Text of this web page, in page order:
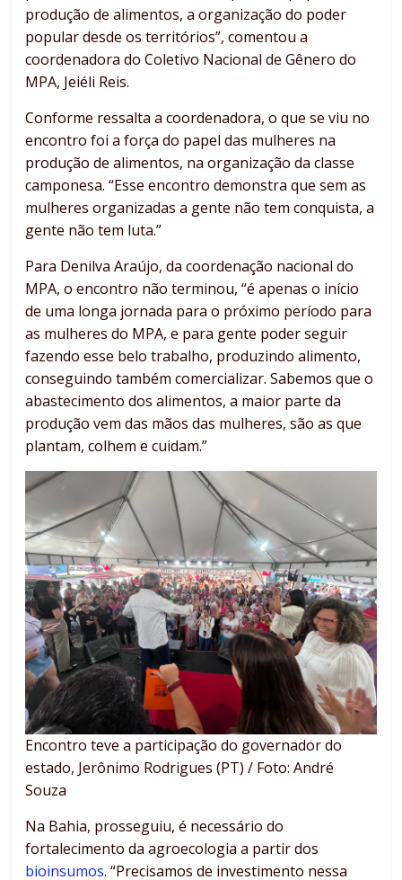
produção de alimentos, a organização do poder
popular desde os territórios”, comentou a
coordenadora do Coletivo Nacional de Gênero do
MPA, Jeiéli Reis.
Conforme ressalta a coordenadora, o que se viu no
encontro foi a força do papel das mulheres na
produção de alimentos, na organização da classe
camponesa. “Esse encontro demonstra que sem as
mulheres organizadas a gente não tem conquista, a
gente não tem luta.”
Para Denilva Araújo, da coordenação nacional do
MPA, o encontro não terminou, “é apenas o início
de uma longa jornada para o próximo período para
as mulheres do MPA, e para gente poder seguir
fazendo esse belo trabalho, produzindo alimento,
conseguindo também comercializar. Sabemos que o
abastecimento dos alimentos, a maior parte da
produção vem das mãos das mulheres, são as que
plantam, colhem e cuidam.”
Encontro teve a participação do governador do
estado, Jerônimo Rodrigues (PT) / Foto: André
Souza
Na Bahia, prosseguiu, é necessário do
fortalecimento da agroecologia a partir dos
bioinsumos. “Precisamos de investimento nessa